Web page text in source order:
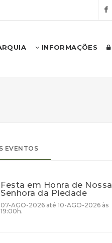
INFORMAÇÕES
EVENTOS
Festa em Honra de Nossa
Senhora da Piedade
07-AGO-2026 até 10-AGO-2026 às
19:00h.